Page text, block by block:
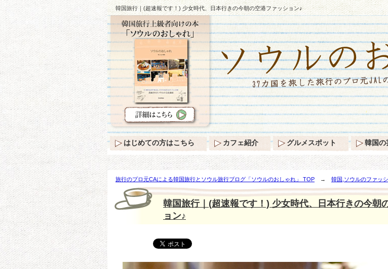
韓国旅行｜(超速報です！) 少女時代、日本行きの今朝の空港ファッション♪
旅行のプロ元CAによる韓国旅行とソウル旅行ブログ「ソウルのおしゃれ」 TOP → 韓国,ソウルのファッ
代、日本行きの今朝の空港ファッション♪
韓国旅行｜(超速報です！) 少女時代、日本行きの今朝
ョン♪
はじめての方はこちら カフェ紹介 グルメスポット 韓国の